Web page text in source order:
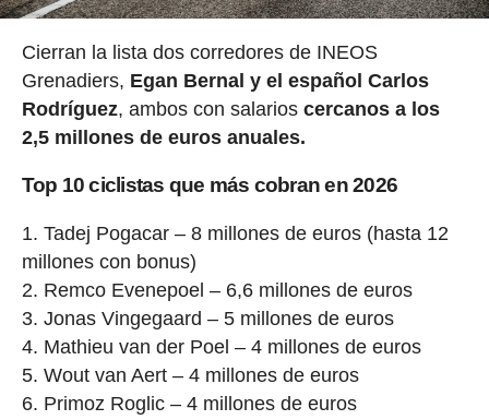
Cierran la lista dos corredores de INEOS
Grenadiers, Egan Bernal y el español Carlos
Rodríguez, ambos con salarios cercanos a los
2,5 millones de euros anuales.
Top 10 ciclistas que más cobran en 2026
Tadej Pogacar – 8 millones de euros (hasta 12
millones con bonus)
Remco Evenepoel – 6,6 millones de euros
Jonas Vingegaard – 5 millones de euros
Mathieu van der Poel – 4 millones de euros
Wout van Aert – 4 millones de euros
Primoz Roglic – 4 millones de euros